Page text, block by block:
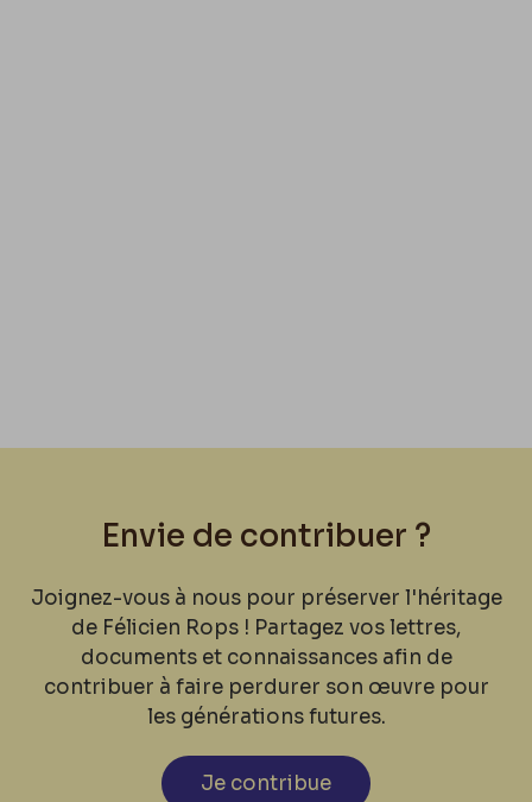
Envie de contribuer ?
Joignez-vous à nous pour préserver l'héritage
de Félicien Rops ! Partagez vos lettres,
documents et connaissances afin de
contribuer à faire perdurer son œuvre pour
les générations futures.
Je contribue